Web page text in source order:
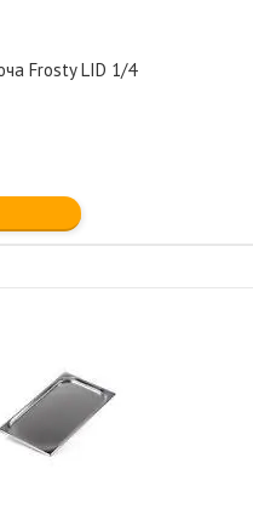
Frosty LID 1/4